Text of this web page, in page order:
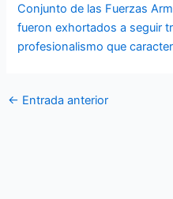
Conjunto de las Fuerzas
fueron exhortados a seguir
profesionalismo que
← Entrada anterior